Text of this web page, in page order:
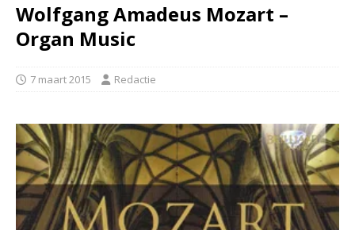
Wolfgang Amadeus Mozart –
Organ Music
7 maart 2015 Redactie